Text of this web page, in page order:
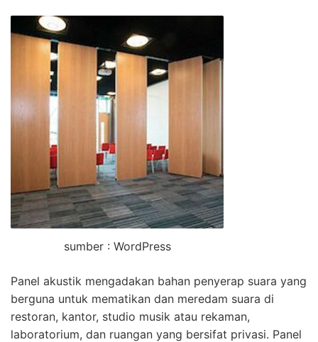
sumber : WordPress
Panel akustik mengadakan bahan penyerap suara yang
berguna untuk mematikan dan meredam suara di
restoran, kantor, studio musik atau rekaman,
laboratorium, dan ruangan yang bersifat privasi. Panel